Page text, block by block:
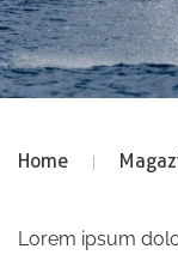
Home
Lorem ipsum